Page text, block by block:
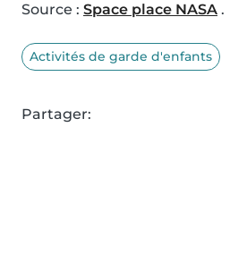
Source : Space place NASA .
Activités de garde d'enfants
Partager: